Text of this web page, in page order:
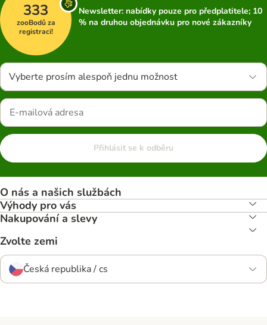
333
zooBodů za
registraci!
Newsletter: nabídky pouze pro předplatitele; 10
% na druhou objednávku pro nové zákazníky
Vyberte prosím alespoň jednu možnost
Přihlásit se k odběru
O nás a našich službách
Výhody pro vás
Nakupování a slevy
Zvolte zemi
Česká republika / cs